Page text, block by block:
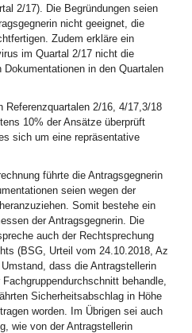
2/17). Die Begründungen seien
nicht geeignet, die
Zudem erkläre ein
im Quartal 2/17 nicht die
Dokumentationen in den Quartalen
Referenzquartalen 2/16, 4/17,3/18
10% der Ansätze überprüft
sich um eine repräsentative
führte die Antragsgegnerin
seien wegen der
Somit bestehe ein
der Antragsgegnerin. Die
auch der Rechtsprechung
(BSG, Urteil vom 24.10.2018, Az
dass die Antragstellerin
behandle,
Sicherheitsabschlag in Höhe
worden. Im Übrigen sei auch
wie von der Antragstellerin